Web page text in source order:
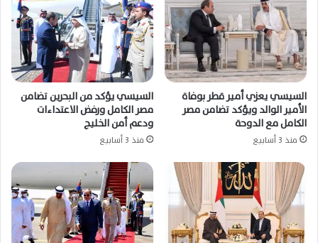
السيسي يعزي أمير قطر بوفاة
الأمير الوالد ويؤكد تضامن مصر
الكامل مع الدوحة
منذ 3 أسابيع
السيسي يؤكد من البحرين تضامن
مصر الكامل ورفض الاعتداءات
ودعم أمن الخليج
منذ 3 أسابيع